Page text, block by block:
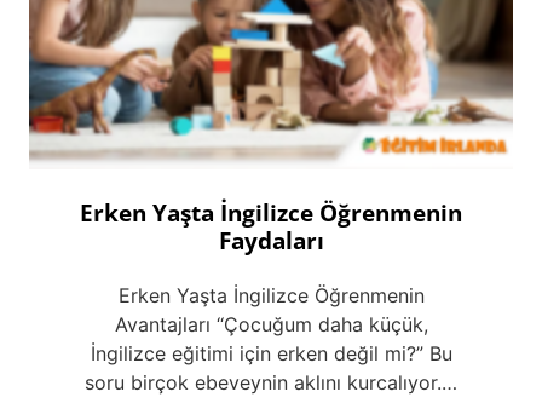
Erken Yaşta İngilizce Öğrenmenin
Faydaları
Erken Yaşta İngilizce Öğrenmenin
Avantajları ‘‘Çocuğum daha küçük,
İngilizce eğitimi için erken değil mi?” Bu
soru birçok ebeveynin aklını kurcalıyor.…